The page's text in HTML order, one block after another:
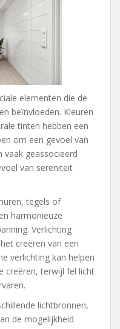
elementen die de
beïnvloeden. Kleuren
tinten hebben een
om een gevoel van
vaak geassocieerd
van sereniteit
tegels of
harmonieuze
Verlichting
creëren van een
verlichting kan helpen
creëren, terwijl fel licht
lichtbronnen,
de mogelijkheid